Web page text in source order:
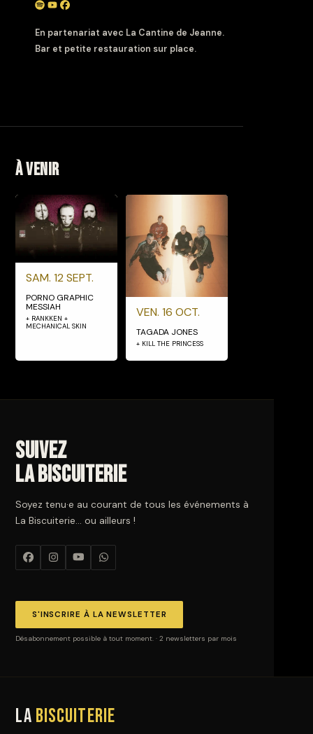
En partenariat avec La Cantine de Jeanne.
Bar et petite restauration sur place.
À venir
SAM. 12 SEPT.
PORNO GRAPHIC
MESSIAH
+ RANKKEN +
MECHANICAL SKIN
VEN. 16 OCT.
TAGADA JONES
+ KILL THE PRINCESS
Suivez
La Biscuiterie
Soyez tenu·e au courant de tous les événements à
La Biscuiterie… ou ailleurs !
S'INSCRIRE À LA NEWSLETTER
Désabonnement possible à tout moment. · 2 newsletters par mois
La Biscuiterie